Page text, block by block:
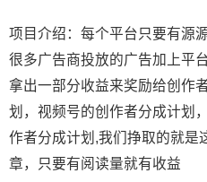
项目介绍：每个平台只要有源
很多广告商投放的广告加上平
拿出一部分收益来奖励给创作
划，视频号的创作者分成计划
作者分成计划,我们挣取的就是
章，只要有阅读量就有收益